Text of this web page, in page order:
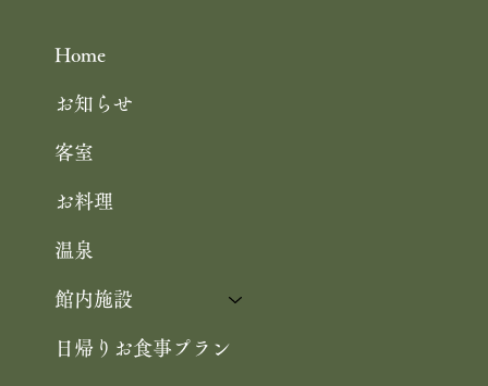
Home
お知らせ
客室
お料理
温泉
館内施設
日帰りお食事プラン